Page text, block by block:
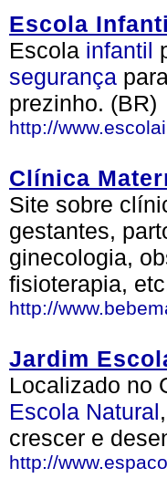
Escola
Escola infantil
segurança
prezinho. (BR)
http://
Clínica
Site sobre
gestantes,
ginecologia,
fisioterapia,
http://
Jardim
Localizado no
Escola Natural
crescer e
http://